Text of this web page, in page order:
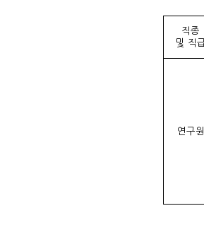
직종
및 직
연구원